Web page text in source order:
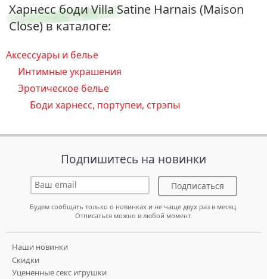
Харнесс боди Villa Satine Harnais (Maison
Close) в каталоге:
Аксессуары и белье
Интимные украшения
Эротическое белье
Боди харнесс, портупеи, стрэпы
Подпишитесь на новинки
Подписаться
Будем сообщать только о новинках и не чаще двух раз в месяц.
Отписаться можно в любой момент.
Наши новинки
Скидки
Уцененные секс игрушки